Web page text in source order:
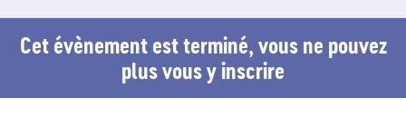
Cet évènement est terminé, vous ne pouvez
plus vous y inscrire